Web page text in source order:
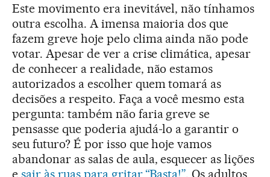
Este movimento era inevitável, não tínhamos
outra escolha. A imensa maioria dos que
fazem greve hoje pelo clima ainda não pode
votar. Apesar de ver a crise climática, apesar
de conhecer a realidade, não estamos
autorizados a escolher quem tomará as
decisões a respeito. Faça a você mesmo esta
pergunta: também não faria greve se
pensasse que poderia ajudá-lo a garantir o
seu futuro? É por isso que hoje vamos
abandonar as salas de aula, esquecer as lições
e sair às ruas para gritar “Basta!”. Os adultos